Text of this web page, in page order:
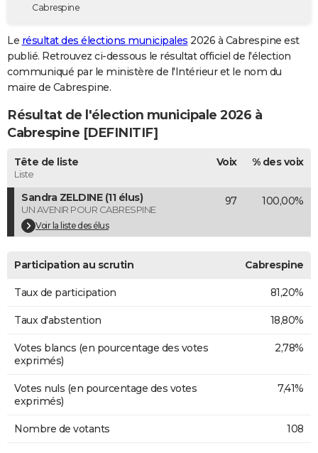
Destinations
City break
Voyage nature
Voyage de noces
Forum
GUIDES D'ACHAT
BONS PLANS
Carte de Noël
Carte Bonne année
Carte Saint-Valentin
Carte Pâques
Carte d'anniversaire
DICTIONNAIRE
Dictionnaire
Biographies
Citations
Expressions
Proverbes
PROGRAMME TV
COPAINS D'AVANT
S'inscrire
Se connecter
Lycées
Collèges
Primaires
Universités
Entreprises
Service militaire
Avis de recherche
AVIS DE DÉCÈS
Bricolage
Television
Cabrespine
Le résultat des élections municipales 2026 à Cabrespine est
publié. Retrouvez ci-dessous le résultat officiel de l'élection
communiqué par le ministère de l'Intérieur et le nom du
maire de Cabrespine.
Résultat de l'élection municipale 2026 à
Cabrespine [DEFINITIF]
Tête de liste
Liste
Voix % des voix
Sandra ZELDINE (11 élus)
UN AVENIR POUR CABRESPINE
Voir la liste des élus
97 100,00%
Participation au scrutin Cabrespine
Taux de participation 81,20%
Taux d'abstention 18,80%
Votes blancs (en pourcentage des votes
exprimés)
2,78%
Votes nuls (en pourcentage des votes
exprimés)
7,41%
Nombre de votants 108